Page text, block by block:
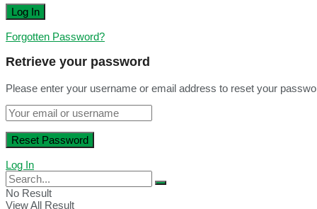
Forgotten Password?
Retrieve your password
Please enter your username or email address to reset your
Log In
No Result
View All Result